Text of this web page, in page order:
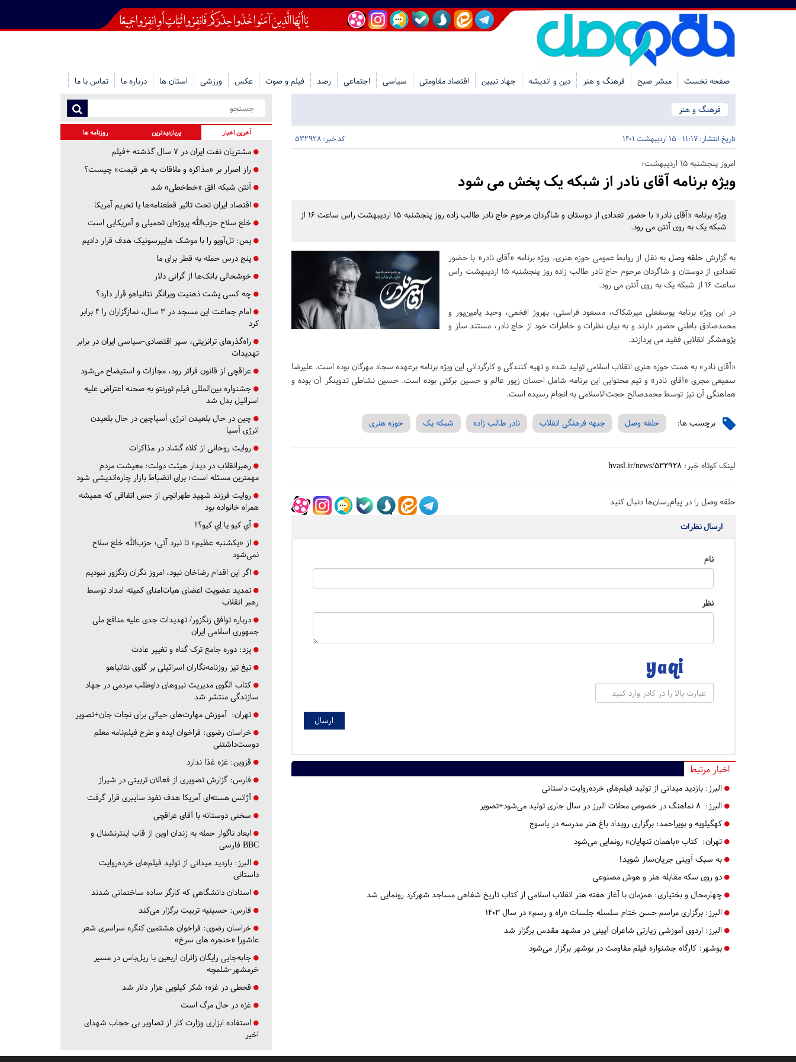
صفحه نخست مبشر صبح فرهنگ و هنر دین و اندیشه جهاد تبیین اقتصاد مقاومتی سیاسی اجتماعی رصد فیلم و صوت عکس ورزشی استان ها درباره ما تماس با ما
فرهنگ و هنر
تاریخ انتشار: 11:17 - 15 اردیبهشت 1401 کد خبر: 532928
امروز پنجشنبه ۱۵ اردیبهشت؛
ویژه برنامه آقای نادر از شبکه یک پخش می شود
ویژه برنامه «آقای نادر« با حضور تعدادی از دوستان و شاگردان مرحوم حاج نادر طالب زاده روز پنجشنبه ۱۵ اردیبهشت راس ساعت ۱۶ از
شبکه یک به روی آنتن می رود.
به گزارش حلقه وصل به نقل از روابط عمومی حوزه هنری، ویژه برنامه «آقای نادر« با حضور
تعدادی از دوستان و شاگردان مرحوم حاج نادر طالب زاده روز پنجشنبه ۱۵ اردیبهشت راس
ساعت ۱۶ از شبکه یک به روی آنتن می رود.
در این ویژه برنامه یوسفعلی میرشکاک، مسعود فراستی، بهروز افخمی، وحید یامین‌پور و
محمدصادق باطنی حضور دارند و به بیان نظرات و خاطرات خود از حاج نادر، مستند ساز و
پژوهشگر انقلابی فقید می پردازند.
«آقای نادر» به همت حوزه هنری انقلاب اسلامی تولید شده و تهیه کنندگی و کارگردانی این ویژه برنامه برعهده سجاد مهرگان بوده است. علیرضا
سمیعی مجری «آقای نادر» و تیم محتوایی این برنامه شامل احسان زیور عالم و حسین برکتی بوده است. حسین نشاطی تدوینگر آن بوده و
هماهنگی آن نیز توسط محمدصالح حجت‌الاسلامی به انجام رسیده است.
برچسب ها: حلقه وصل جبهه فرهنگی انقلاب نادر طالب زاده شبکه یک حوزه هنری
لینک کوتاه خبر: hvasl.ir/news/532928
حلقه وصل را در پیام‌رسان‌ها دنبال کنید
ارسال نظرات
نام
نظر
اخبار مرتبط
البرز: بازدید میدانی از تولید فیلم‌های خرده‌روایت داستانی
البرز:
کهگیلویه و بویراحمد: برگزاری رویداد باغ هنر مدرسه در یاسوج
تهران: کتاب «باهمان تنهایان» رونمایی می‌شود
به سبک آوینی جریان‌ساز شوید!
دو روی سکه مقابله هنر و هوش مصنوعی
چهارمحال و بختیاری: همزمان با آغاز هفته هنر انقلاب اسلامی از کتاب تاریخ شفاهی مساجد شهرکرد رونمایی شد
البرز: برگزاری مراسم حسن ختام سلسله جلسات «راه و رسم» در سال ۱۴۰۳
البرز: اردوی آموزشی زیارتی شاعران آیینی در مشهد مقدس برگزار شد
بوشهر: کارگاه جشنواره فیلم مقاومت در بوشهر برگزار می‌شود
آخرین اخبار پربازدیدترین روزنامه ها
مشتریان نفت ایران در ۷ سال گذشته +فیلم
راز اصرار بر «مذاکره و ملاقات به هر قیمت» چیست؟
آنتن شبکه افق «خط‌خطی» شد
اقتصاد ایران تحت تاثیر قطعنامه‌ها یا تحریم‌ آمریکا
خلع سلاح حزب‌الله پروژه‌ای تحمیلی و آمریکایی است
یمن: تل‌آویو را با موشک هایپرسونیک هدف قرار دادیم
پنج درس‌ حمله به قطر برای ما
خوشحالی بانک‌ها از گرانی دلار
چه کسی پشت ذهنیت ویرانگر نتانیاهو قرار دارد؟
امام جماعت این مسجد در ۳ سال، نمازگزاران را ۴ برابر
کرد
راه‌گذرهای ترانزیتی، سپر اقتصادی-سیاسی ایران در برابر
تهدیدات
عراقچی از قانون فراتر رود، مجازات و استیضاح می‌شود
جشنواره بین‌المللی فیلم تورنتو به صحنه اعتراض علیه
اسرائیل بدل شد
چین در حال بلعیدن انرژی آسیاچین در حال بلعیدن
انرژی آسیا
روایت روحانی از کلاه گشاد در مذاکرات
رهبرانقلاب در دیدار هیئت دولت: معیشت مردم
مهمترین مسئله است؛ برای انضباط بازار چاره‌اندیشی شود
روایت فرزند شهید طهرانچی از حس اتفاقی که همیشه
همراه خانواده بود
آي كيو يا اِي كيو؟!
از «یکشنبه عظیم» تا نبرد آتی؛ حزب‌الله خلع سلاح
نمی‌شود
اگر این اقدام رضاخان نبود، امروز نگران زنگزور نبودیم
تمدید عضویت اعضای هیات‌امنای کمیته امداد توسط
رهبر انقلاب
درباره توافق زنگزور/ تهدیدات جدی علیه منافع ملی
جمهوری اسلامی ایران
یزد: دوره جامع ترک گناه و تغییر عادت
تیغ تیز روزنامه‌نگاران اسرائیلی بر گلوی نتانیاهو
کتاب الگوی مدیریت نیروهای داوطلب مردمی در جهاد
سازندگی منتشر شد
تهران: آموزش مهارت‌های حیاتی برای نجات جان+تصویر
خراسان رضوی: فراخوان ایده و طرح فیلم‌نامه معلم
دوست‌داشتنی
قزوین: غزه غذا ندارد
فارس: گزارش تصویری از فعالان تربیتی در شیراز
آژانس هسته‌ای آمریکا هدف نفوذ سایبری قرار گرفت
سخنی دوستانه با آقای عراقچی
ابعاد ناگوار حمله به زندان اوین از قاب اینترنشنال و
BBC فارسی
البرز: بازدید میدانی از تولید فیلم‌های خرده‌روایت
داستانی
استادان دانشگاهی که کارگر ساده ساختمانی شدند
فارس: حسینیه تربیت برگزار می‌کند
خراسان رضوی: فراخوان هشتمین کنگره سراسری شعر
عاشورا «حنجره های سرخ»
جابه‌جایی رایگان زائران اربعین با ریل‌باس در مسیر
خرمشهر-شلمچه
قحطی در غزه؛ شکر کیلویی هزار دلار شد
غزه در حال مرگ است
استفاده ابزاری وزارت کار از تصاویر بی حجاب شهدای
اخیر